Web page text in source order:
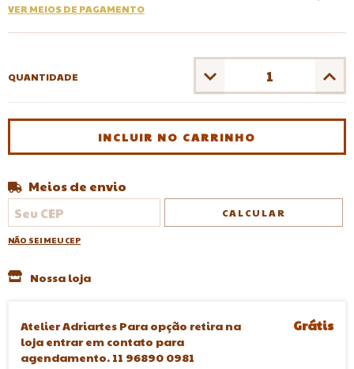
VER MEIOS DE PAGAMENTO
QUANTIDADE
Entregas para o CEP:
Meios de envio
CALCULAR
NÃO SEI MEU CEP
Nossa loja
Atelier Adriartes Para opção retira na
loja entrar em contato para
agendamento. 11 96890 0981
Grátis